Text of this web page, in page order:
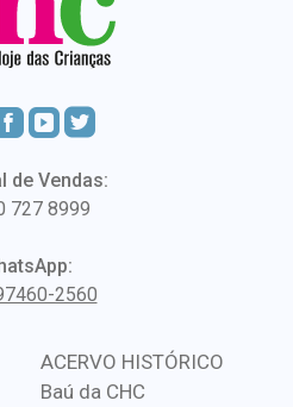
de Vendas:
727 8999
2560
ACERVO HISTÓRICO
Baú da CHC